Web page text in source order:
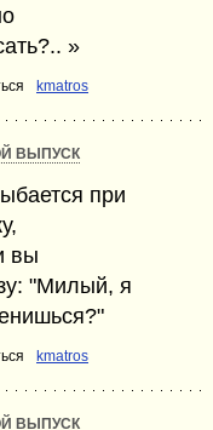
»
kmatros
ВЫПУСК
при
вы
"Милый, я
kmatros
ВЫПУСК